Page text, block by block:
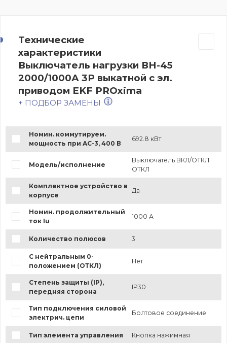
Технические
характеристики
Выключатель нагрузки ВН-45
2000/1000А 3P выкатной с эл.
приводом EKF PROxima
+ ПОДБОР ЗАМЕНЫ
Номин. коммутируем.
мощность при AC-3, 400 В
692.8 кВт
Модель/исполнение
Выключатель ВКЛ/ОТКЛ
ОТКЛ
Комплектное устройство в
корпусе
Да
Номин. продолжительный
ток Iu
1000 А
Количество полюсов 3
С нейтральным 0-
положением (ОТКЛ)
Нет
Степень защиты (IP),
передняя сторона
IP30
Тип подключения силовой
электрич. цепи
Болтовое соединение
Тип элемента управления Кнопка нажимная